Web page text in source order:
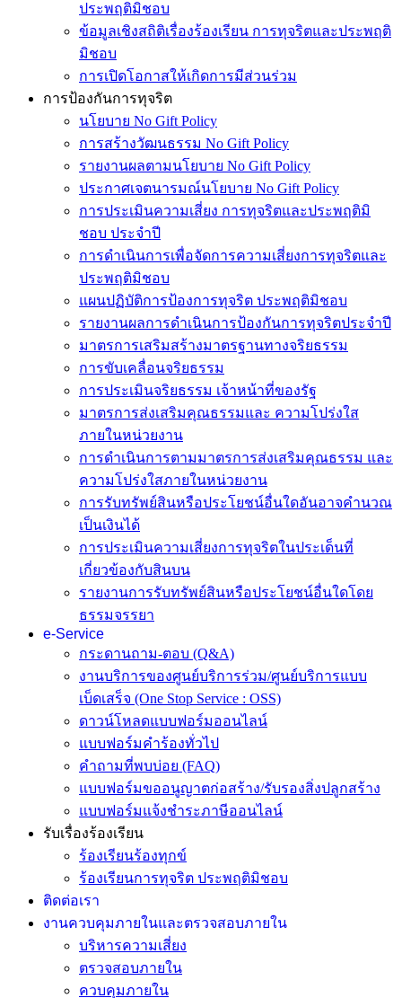
ประพฤติมิชอบ
ข้อมูลเชิงสถิติเรื่องร้องเรียน การทุจริตและประพฤติ
มิชอบ
การเปิดโอกาสให้เกิดการมีส่วนร่วม
การป้องกันการทุจริต
นโยบาย No Gift Policy
การสร้างวัฒนธรรม No Gift Policy
รายงานผลตามนโยบาย No Gift Policy
ประกาศเจตนารมณ์นโยบาย No Gift Policy
การประเมินความเสี่ยง การทุจริตและประพฤติมิ
ชอบ ประจำปี
การดำเนินการเพื่อจัดการความเสี่ยงการทุจริตและ
ประพฤติมิชอบ
แผนปฏิบัติการป้องการทุจริต ประพฤติมิชอบ
รายงานผลการดำเนินการป้องกันการทุจริตประจำปี
มาตรการเสริมสร้างมาตรฐานทางจริยธรรม
การขับเคลื่อนจริยธรรม
การประเมินจริยธรรม เจ้าหน้าที่ของรัฐ
มาตรการส่งเสริมคุณธรรมและ ความโปร่งใส
ภายในหน่วยงาน
การดำเนินการตามมาตรการส่งเสริมคุณธรรม และ
ความโปร่งใสภายในหน่วยงาน
การรับทรัพย์สินหรือประโยชน์อื่นใดอันอาจคำนวณ
เป็นเงินได้
การประเมินความเสี่ยงการทุจริตในประเด็นที่
เกี่ยวข้องกับสินบน
รายงานการรับทรัพย์สินหรือประโยชน์อื่นใดโดย
ธรรมจรรยา
e-Service
กระดานถาม-ตอบ (Q&A)
งานบริการของศูนย์บริการร่วม/ศูนย์บริการแบบ
เบ็ดเสร็จ (One Stop Service : OSS)
ดาวน์โหลดแบบฟอร์มออนไลน์
แบบฟอร์มคำร้องทั่วไป
คำถามที่พบบ่อย (FAQ)
แบบฟอร์มขออนูญาตก่อสร้าง/รับรองสิ่งปลูกสร้าง
แบบฟอร์มแจ้งชำระภาษีออนไลน์
รับเรื่องร้องเรียน
ร้องเรียนร้องทุกข์
ร้องเรียนการทุจริต ประพฤติมิชอบ
ติดต่อเรา
งานควบคุมภายในและตรวจสอบภายใน
บริหารความเสี่ยง
ตรวจสอบภายใน
ควบคุมภายใน